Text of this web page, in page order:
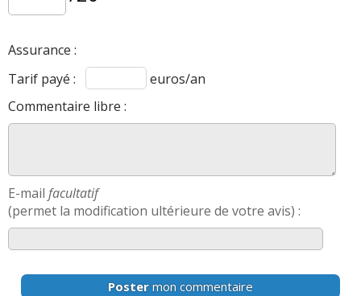
Assurance :
Tarif payé :
euros/an
Commentaire libre :
E-mail facultatif
(permet la modification ultérieure de votre avis) :
Poster mon commentaire